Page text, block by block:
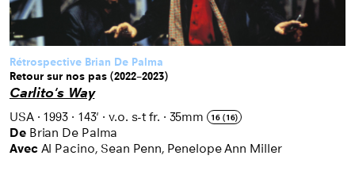
Rétrospective Brian De Palma
Retour sur nos pas (2022–2023)
Carlito's Way
USA· 1993 · 143' ·v.o. s-t fr. · 35mm 16 (16)
De Brian De Palma
Avec Al Pacino, Sean Penn, Penelope Ann Miller